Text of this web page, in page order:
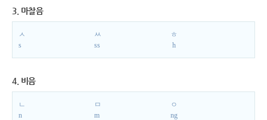
3. 마찰음
ㅅ
s
ㅆ
ss
ㅎ
h
4. 비음
ㄴ
n
ㅁ
m
ㅇ
ng